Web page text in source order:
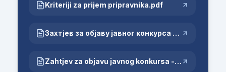
Kriteriji za prijem pripravnika.pdf
Захтјев за објаву јавног конкурса - SR _1_.docx
Zahtjev za objavu javnog konkursa - bos _7_ - Copy.docx